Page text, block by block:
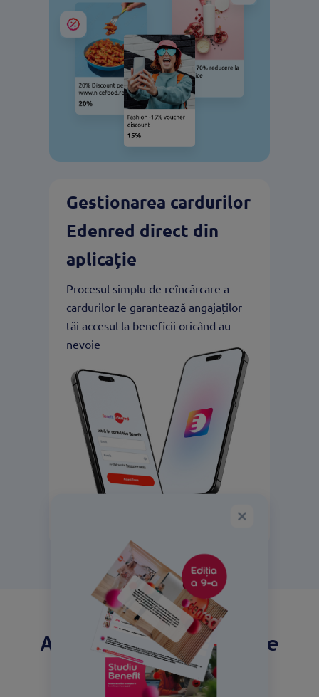
Gestionarea cardurilor
Edenred direct din
aplicație
Procesul simplu de reîncărcare a
cardurilor le garantează angajaților
tăi accesul la beneficii oricând au
nevoie
Alege beneficiile potrivite
pentru compania ta